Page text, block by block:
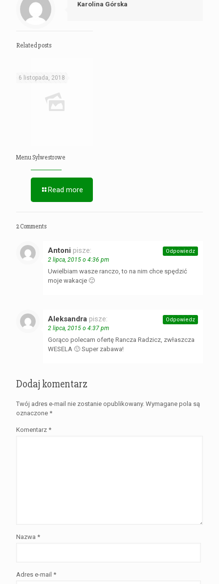
Karolina Górska
Related posts
6 listopada, 2018
Menu Sylwestrowe
Read more
2 Comments
Antoni pisze:
2 lipca, 2015 o 4:36 pm
Uwielbiam wasze ranczo, to na nim chce spędzić
moje wakacje 🙂
Odpowiedz
Aleksandra pisze:
2 lipca, 2015 o 4:37 pm
Gorąco polecam ofertę Rancza Radzicz, zwłaszcza
WESELA 🙂 Super zabawa!
Odpowiedz
Dodaj komentarz
Twój adres e-mail nie zostanie opublikowany. Wymagane pola są
oznaczone *
Komentarz *
Nazwa *
Adres e-mail *